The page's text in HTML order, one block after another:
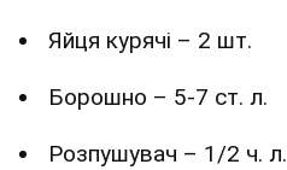
Яйця курячі – 2 шт.
Борошно – 5-7 ст. л.
Розпушувач – 1/2 ч. л.